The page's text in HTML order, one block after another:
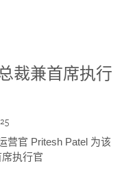
裁兼首席执行
营官 Pritesh Patel 为该
执行官